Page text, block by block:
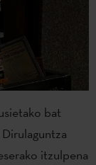
bat
itzulpena